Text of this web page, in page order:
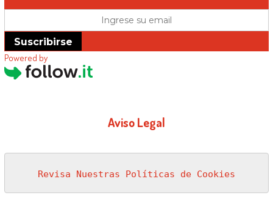
Suscribirse
Powered by
Aviso Legal
Revisa Nuestras Políticas de Cookies